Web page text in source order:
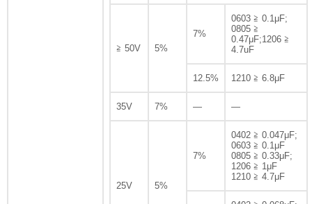
≧ 50V 5%
7%
0603 ≧ 0.1μF;
0805 ≧
0.47μF;1206 ≧
4.7uF
12.5% 1210 ≧ 6.8μF
35V 7% — —
25V 5%
7%
0402 ≧ 0.047μF;
0603 ≧ 0.1μF
0805 ≧ 0.33μF;
1206 ≧ 1μF
1210 ≧ 4.7μF